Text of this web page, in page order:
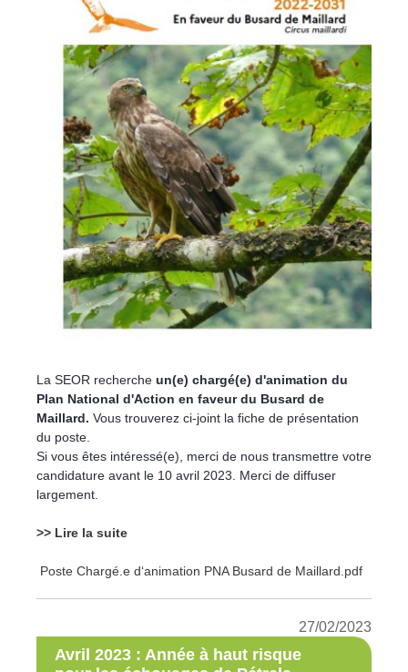
La SEOR recherche un(e) chargé(e) d'animation du
Plan National d'Action en faveur du Busard de
Maillard. Vous trouverez ci-joint la fiche de présentation
du poste.
Si vous êtes intéressé(e), merci de nous transmettre votre
candidature avant le 10 avril 2023. Merci de diffuser
largement.
>> Lire la suite
Poste Chargé.e d‘animation PNA Busard de Maillard.pdf
27/02/2023
Avril 2023 : Année à haut risque